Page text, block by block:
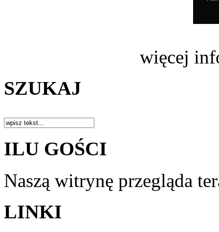
więcej
SZUKAJ
ILU GOŚCI
Naszą witrynę przegląda
LINKI